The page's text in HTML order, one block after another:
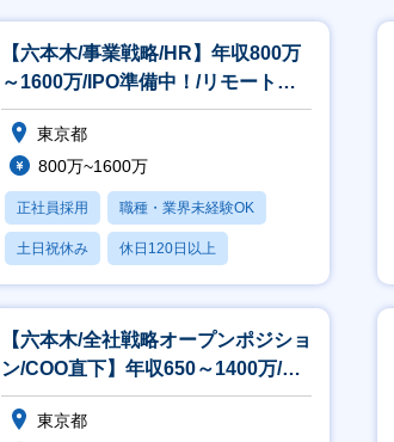
【六本木/事業戦略/HR】年収800万
～1600万/IPO準備中！/リモート・
フレックス制度あり
東京都
800万~1600万
正社員採用 職種・業界未経験OK
土日祝休み 休日120日以上
転勤なし
【六本木/全社戦略オープンポジショ
ン/COO直下】年収650～1400万/リ
モート・フレックス制度
東京都